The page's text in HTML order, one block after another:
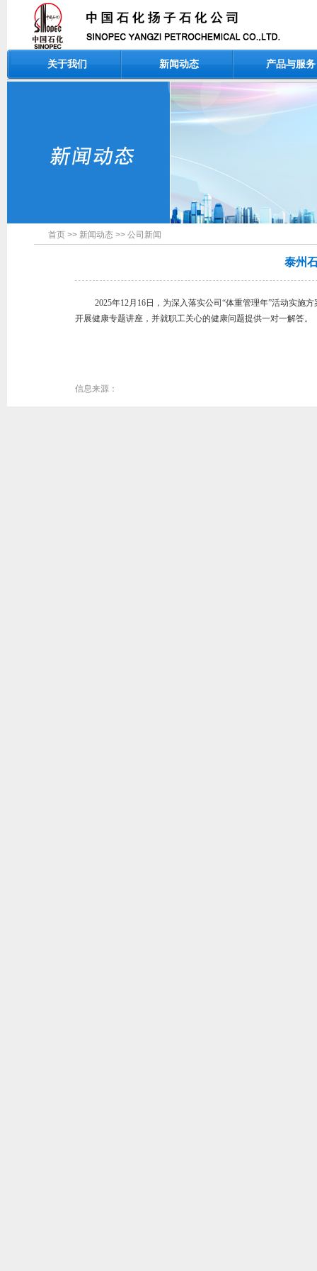
关于我们 新闻动态 产品与服务
首页 >> 新闻动态 >> 公司新闻
泰州
2025年12月16日，为深入落实公司“体重管理年”活动实施
开展健康专题讲座，并就职工关心的健康问题提供一对一解答。
信息来源：